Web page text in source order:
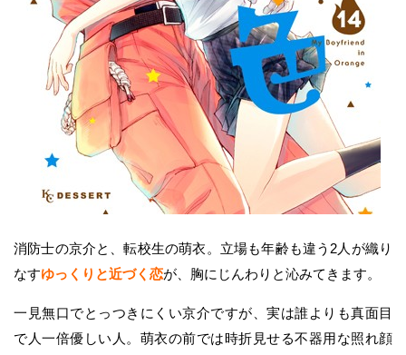
消防士の京介と、転校生の萌衣。立場も年齢も違う2人が織り
なすゆっくりと近づく恋が、胸にじんわりと沁みてきます。
一見無口でとっつきにくい京介ですが、実は誰よりも真面目
で人一倍優しい人。萌衣の前では時折見せる不器用な照れ顔